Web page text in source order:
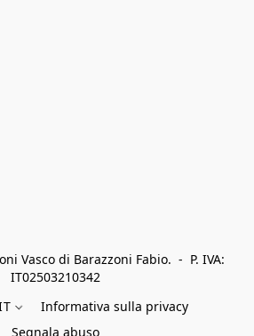
Vasco di Barazzoni Fabio.  -  P. IVA:
IT02503210342
Informativa sulla privacy
Segnala abuso